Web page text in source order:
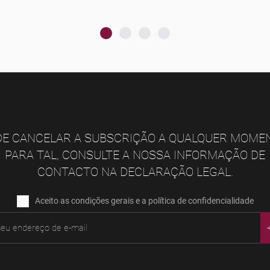
CANCELAR A SUBSCRIÇÃO A QUALQUER
PARA TAL, CONSULTE A NOSSA INFORMAÇÃO DE
CONTACTO NA DECLARAÇÃO LEGAL.
Aceito as condições gerais e a política de confidencialidade